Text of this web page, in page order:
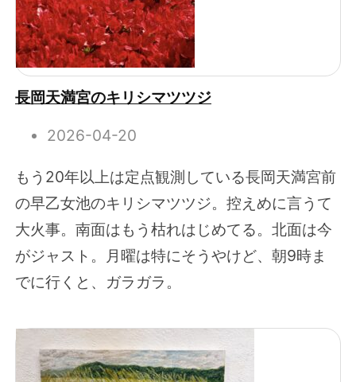
長岡天満宮のキリシマツツジ
2026-04-20
もう20年以上は定点観測している長岡天満宮前
の早乙女池のキリシマツツジ。控えめに言うて
大火事。南面はもう枯れはじめてる。北面は今
がジャスト。月曜は特にそうやけど、朝9時ま
でに行くと、ガラガラ。